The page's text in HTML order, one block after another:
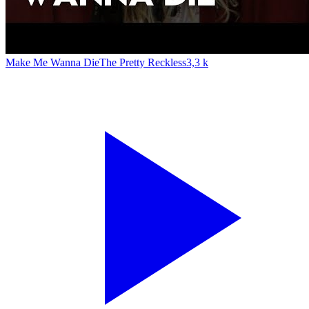
Make Me Wanna DieThe Pretty Reckless3,3 k